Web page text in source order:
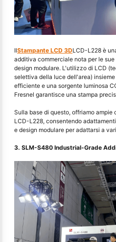
IlStampante LCD 3DLCD-L228 è
additiva commerciale nota per le
design modulare. L'utilizzo di LCD
selettiva della luce dell'area)
efficiente e una sorgente luminosa
Fresnel garantisce una stampa
Sulla base di questo, offriamo
LCD-L228, consentendo
e design modulare per adattarsi a
3. SLM-S480 Industrial-Grade